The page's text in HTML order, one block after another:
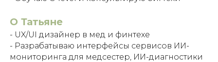
О Татьяне
- UX/UI дизайнер в мед и финтехе
- Разрабатываю интерфейсы сервисов ИИ-
мониторинга для медсестер, ИИ-диагностики